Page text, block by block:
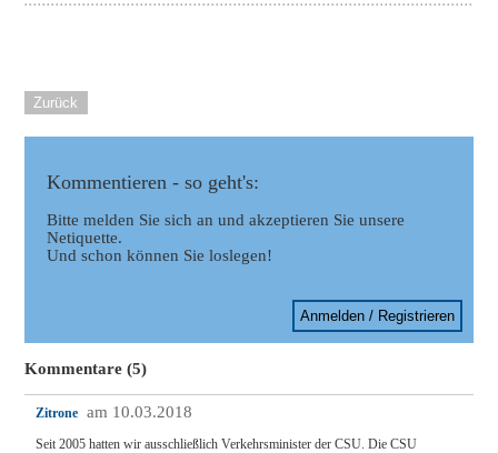
Zurück
Kommentieren - so geht's:
Bitte melden Sie sich an und akzeptieren Sie unsere
Netiquette.
Und schon können Sie loslegen!
Anmelden / Registrieren
Kommentare (5)
Zitrone am 10.03.2018
Seit 2005 hatten wir ausschließlich Verkehrsminister der CSU. Die CSU